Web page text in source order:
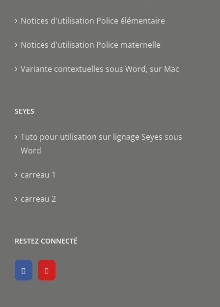
Notices d'utilisation Police élémentaire
Notices d'utilisation Police maternelle
Variante contextuelles sous Word, sur Mac
SEYES
Tuto pour utilisation sur lignage Seyes sous
Word
carreau 1
carreau 2
RESTEZ CONNECTÉ